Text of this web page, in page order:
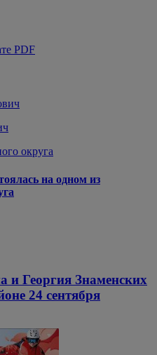
PDF
округа
на одном из
и Георгия Знаменских
24 сентября